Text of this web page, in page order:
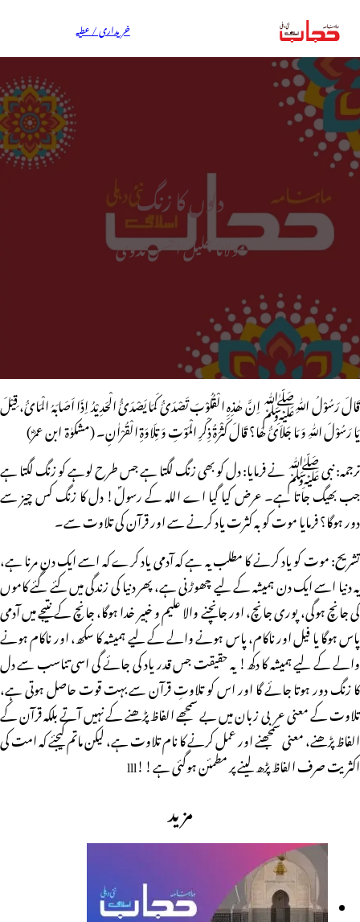
خریداری / عطیہ
دلوں کا زنگ
مولانا جلیل احسن ندوی
قَالَ رَسُوْلُ اللّٰہِﷺ اِنَّ ھٰذِہِ الْقُلُوْبَ تَصْدَئُ کَمَا یَصْدَئَُ الْحَدِیْدُ اِذَا اَصَابَہُ الْمَائُ، قِیْلَ
یَا رَسُوْلَ اللّٰہِ وَ مَا جَلاَئُ ھَا؟ قَالَ کَثْرَۃُ ذِکْرِ الْمَوْتِ وَ تِلَاوَۃِ الْقُرْاٰنِ۔ (مشکوٰۃ ـــــ ابن عمرؓ)
ترجمہ: نبی ﷺ نے فرمایا: دل کو بھی زنگ لگتا ہے جس طرح لوہے کو زنگ لگتا ہے
جب بھیگ جاتا ہے۔ عرض کیا گیا اے اللہ کے رسولؐ! دل کا زنگ کس چیز سے
دور ہوگا؟ فرمایا موت کو بہ کثرت یاد کرنے سے اور قرآن کی تلاوت سے۔
تشریح: موت کو یاد کرنے کا مطلب یہ ہے کہ آدمی یاد کرے کہ اسے ایک دن مرنا ہے،
یہ دنیا اسے ایک دن ہمیشہ کے لیے چھوڑنی ہے، پھر دنیا کی زندگی میں کئے گئے کاموں
کی جانچ ہوگی، پوری جانچ، اور جانچنے والا علیم و خبیر خدا ہوگا، جانچ کے نتیجے میں آدمی
پاس ہوگا یا فیل اور ناکام، پاس ہونے والے کے لیے ہمیشہ کا سکھ، اور ناکام ہونے
والے کے لیے ہمیشہ کا دکھ! یہ حقیقت جس قدر یاد کی جائے گی اسی تناسب سے دل
کا زنگ دور ہوتا جائے گا اور اس کو تلاوتِ قرآن سے بہت قوت حاصل ہوتی ہے،
تلاوت کے معنی عربی زبان میں بے سمجھے الفاظ پڑھنے کے نہیں آتے بلکہ قرآن کے
الفاظ پڑھنے، معنی سمجھنے اور عمل کرنے کا نام تلاوت ہے، لیکن ماتم کیجئے کہ امت کی
اکثریت صرف الفاظ پڑھ لینے پر مطمئن ہوگئی ہے!!lll
مزید